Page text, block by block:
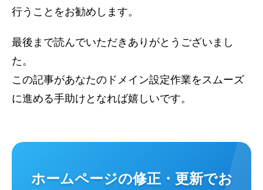
行うことをお勧めします。
最後まで読んでいただきありがとうございまし
た。
この記事があなたのドメイン設定作業をスムーズ
に進める手助けとなれば嬉しいです。
ホームページの修正・更新でお